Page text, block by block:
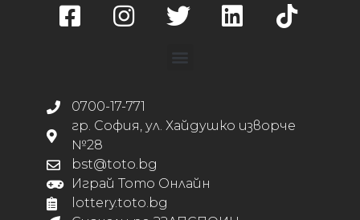
0700-17-771
гр. София, ул. Хайдушко изворче
№28
bst@toto.bg
Играй Тото Онлайн
lottery.toto.bg